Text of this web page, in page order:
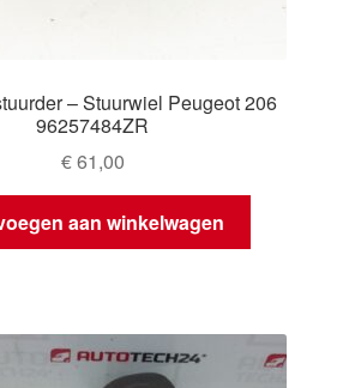
– Stuurwiel Peugeot 206
96257484ZR
€61,00
aan winkelwagen